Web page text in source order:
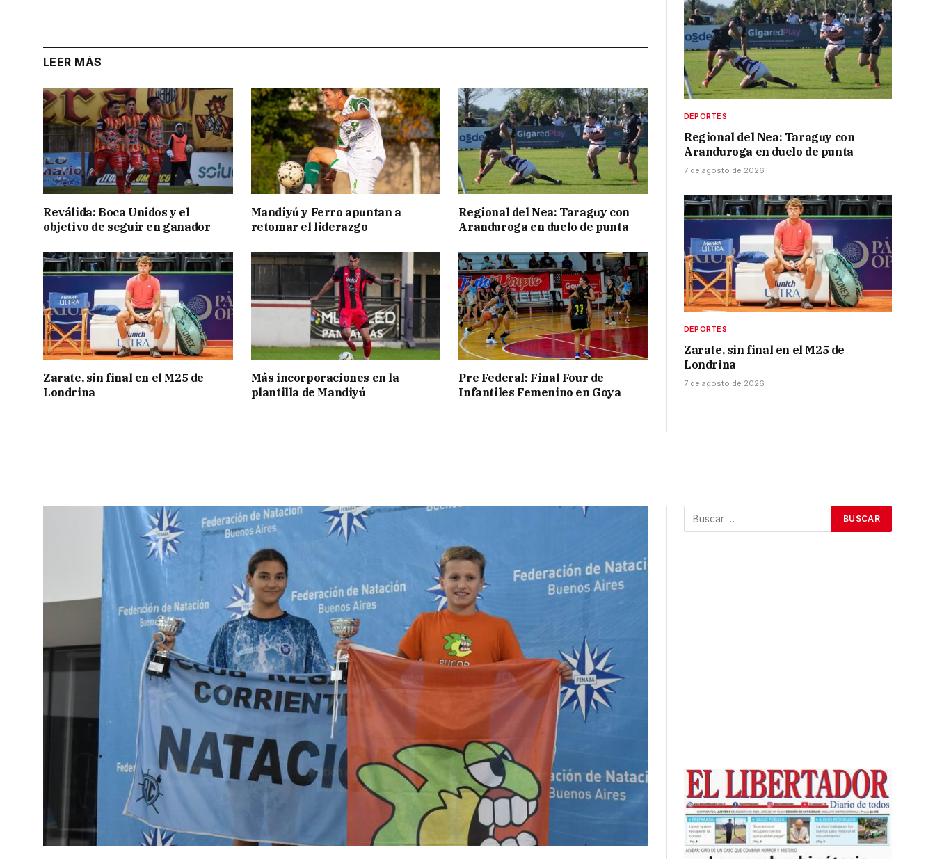
LEER MÁS
Reválida: Boca Unidos y el
objetivo de seguir en ganador
Mandiyú y Ferro apuntan a
retomar el liderazgo
Regional del Nea: Taraguy con
Aranduroga en duelo de punta
Zarate, sin final en el M25 de
Londrina
Más incorporaciones en la
plantilla de Mandiyú
Pre Federal: Final Four de
Infantiles Femenino en Goya
DEPORTES
Regional del Nea: Taraguy con
Aranduroga en duelo de punta
7 de agosto de 2026
DEPORTES
Zarate, sin final en el M25 de
Londrina
7 de agosto de 2026